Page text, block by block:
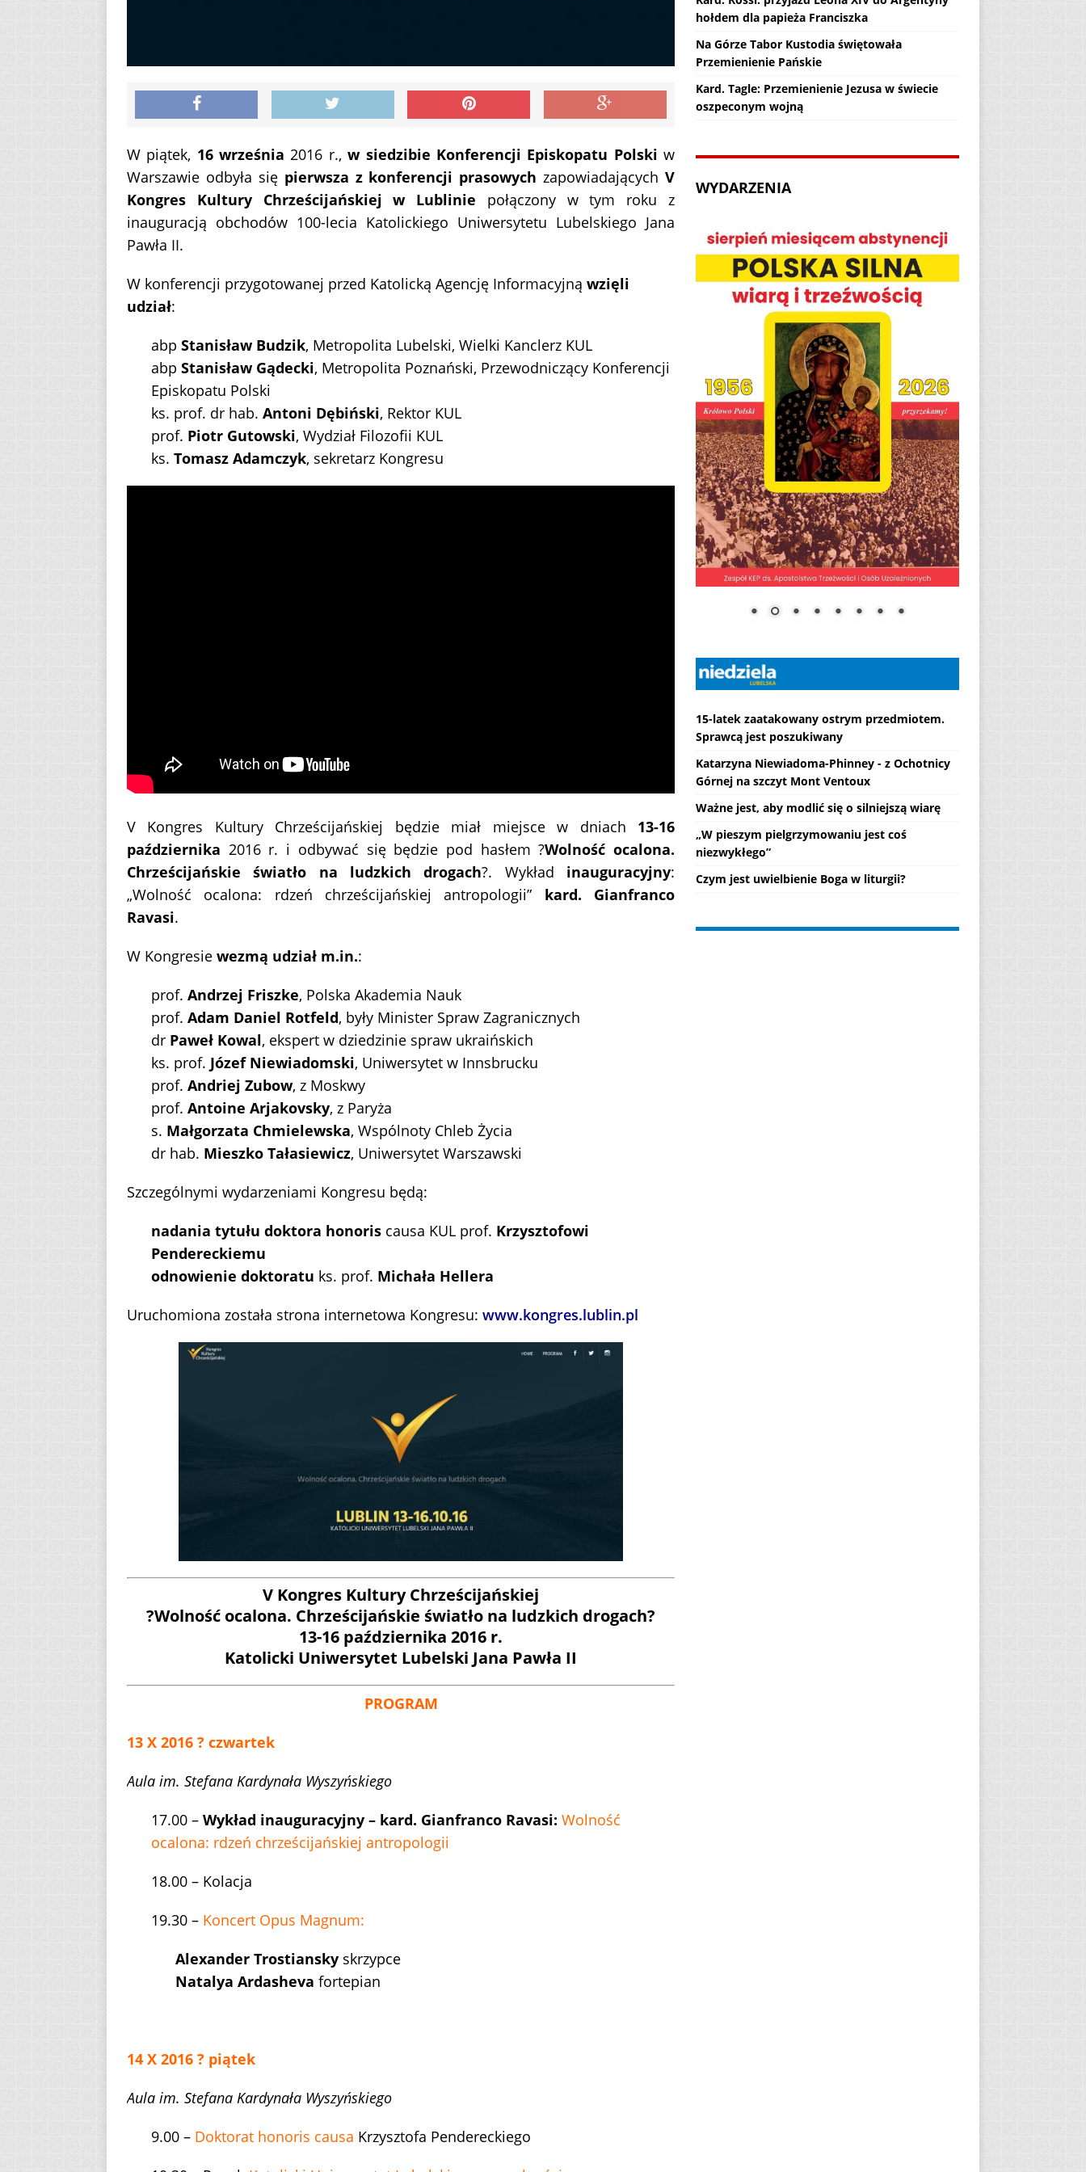
W piątek, 16 września 2016 r.,w siedzibie Konferencji Episkopatu Polski w
Warszawie odbyła się pierwsza z konferencji prasowych zapowiadającychV
Kongres Kultury Chrześcijańskiej w Lublinie połączony w tym roku z
inauguracją obchodów 100-lecia Katolickiego Uniwersytetu Lubelskiego Jana
Pawła II.
W konferencji przygotowanej przed Katolicką Agencję Informacyjną wzięli
udział:
abp Stanisław Budzik, Metropolita Lubelski, Wielki Kanclerz KUL
abp Stanisław Gądecki, Metropolita Poznański, Przewodniczący Konferencji
Episkopatu Polski
ks. prof. dr hab. Antoni Dębiński, Rektor KUL
prof. Piotr Gutowski, Wydział Filozofii KUL
ks. Tomasz Adamczyk, sekretarz Kongresu
V Kongres Kultury Chrześcijańskiej będzie miał miejsce w dniach 13-16
października 2016 r. i odbywać się będzie pod hasłem ?Wolność ocalona.
Chrześcijańskie światło na ludzkich drogach?. Wykład inauguracyjny:
„Wolność ocalona: rdzeń chrześcijańskiej antropologii” kard. Gianfranco
Ravasi.
W Kongresie wezmą udział m.in.:
prof. Andrzej Friszke, Polska Akademia Nauk
prof. Adam Daniel Rotfeld, były Minister Spraw Zagranicznych
dr Paweł Kowal, ekspert w dziedzinie spraw ukraińskich
ks. prof. Józef Niewiadomski, Uniwersytet w Innsbrucku
prof. Andriej Zubow, z Moskwy
prof. Antoine Arjakovsky, z Paryża
s. Małgorzata Chmielewska, Wspólnoty Chleb Życia
dr hab. Mieszko Tałasiewicz, Uniwersytet Warszawski
Szczególnymi wydarzeniami Kongresu będą:
nadania tytułu doktora honoris causa KUL prof. Krzysztofowi
Pendereckiemu
odnowienie doktoratu ks. prof. Michała Hellera
Uruchomiona została strona internetowa Kongresu: www.kongres.lublin.pl
V Kongres Kultury Chrześcijańskiej
?Wolność ocalona. Chrześcijańskie światło na ludzkich drogach?
13-16 października 2016 r.
Katolicki Uniwersytet Lubelski Jana Pawła II
PROGRAM
13 X 2016 ? czwartek
Aula im. Stefana Kardynała Wyszyńskiego
17.00 – Wykład inauguracyjny – kard. Gianfranco Ravasi: Wolność
ocalona: rdzeń chrześcijańskiej antropologii
18.00 – Kolacja
19.30 – Koncert Opus Magnum:
Alexander Trostiansky skrzypce
Natalya Ardasheva fortepian
14 X 2016 ? piątek
Aula im. Stefana Kardynała Wyszyńskiego
9.00 – Doktorat honoris causa Krzysztofa Pendereckiego
hołdem dla papieża Franciszka
Na Górze Tabor Kustodia świętowała
Przemienienie Pańskie
Kard. Tagle: Przemienienie Jezusa w świecie
oszpeconym wojną
WYDARZENIA
15-latek zaatakowany ostrym przedmiotem.
Sprawcą jest poszukiwany
Katarzyna Niewiadoma-Phinney - z Ochotnicy
Górnej na szczyt Mont Ventoux
Ważne jest, aby modlić się o silniejszą wiarę
„W pieszym pielgrzymowaniu jest coś
niezwykłego”
Czym jest uwielbienie Boga w liturgii?